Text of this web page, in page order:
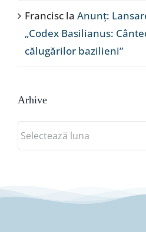
Francisc la Anunț:
„Codex Basilianus:
călugărilor bazilieni”
Arhive
Arhive